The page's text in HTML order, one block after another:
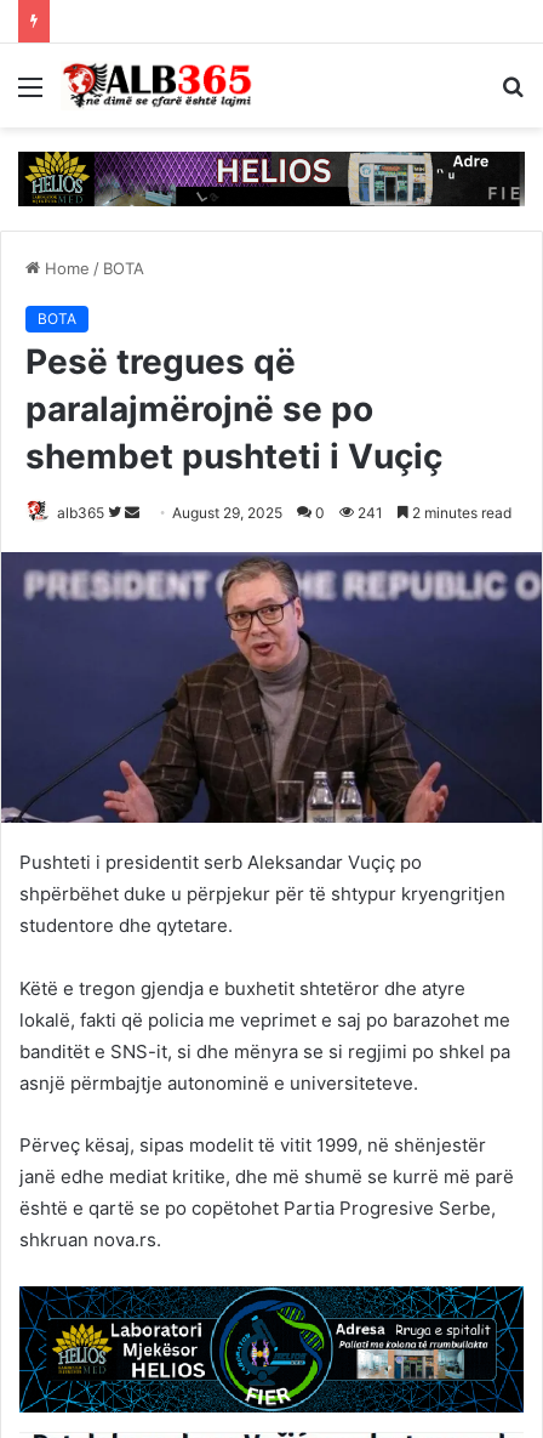
Menu
Home / BOTA
BOTA
Pesë tregues që
paralajmërojnë se po
shembet pushteti i Vuçiç
alb365
Follow
Twitter
Send
email
August 29, 2025 0 241 2 minutes read
Pushteti i presidentit serb Aleksandar Vuçiç po
shpërbëhet duke u përpjekur për të shtypur kryengritjen
studentore dhe qytetare.
Këtë e tregon gjendja e buxhetit shtetëror dhe atyre
lokalë, fakti që policia me veprimet e saj po barazohet me
banditët e SNS-it, si dhe mënyra se si regjimi po shkel pa
asnjë përmbajtje autonominë e universiteteve.
Përveç kësaj, sipas modelit të vitit 1999, në shënjestër
janë edhe mediat kritike, dhe më shumë se kurrë më parë
është e qartë se po copëtohet Partia Progresive Serbe,
shkruan nova.rs.